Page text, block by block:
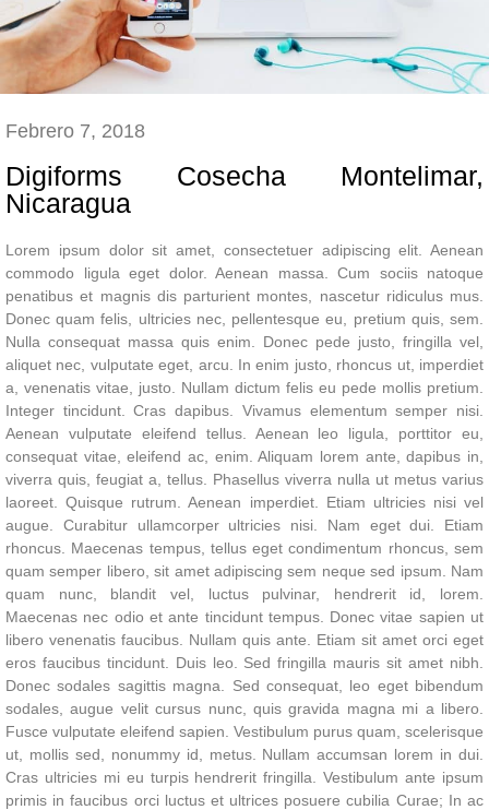
Febrero 7, 2018
Digiforms Cosecha Montelimar,
Nicaragua
Lorem ipsum dolor sit amet, consectetuer adipiscing elit. Aenean
commodo ligula eget dolor. Aenean massa. Cum sociis natoque
penatibus et magnis dis parturient montes, nascetur ridiculus mus.
Donec quam felis, ultricies nec, pellentesque eu, pretium quis, sem.
Nulla consequat massa quis enim. Donec pede justo, fringilla vel,
aliquet nec, vulputate eget, arcu. In enim justo, rhoncus ut, imperdiet
a, venenatis vitae, justo. Nullam dictum felis eu pede mollis pretium.
Integer tincidunt. Cras dapibus. Vivamus elementum semper nisi.
Aenean vulputate eleifend tellus. Aenean leo ligula, porttitor eu,
consequat vitae, eleifend ac, enim. Aliquam lorem ante, dapibus in,
viverra quis, feugiat a, tellus. Phasellus viverra nulla ut metus varius
laoreet. Quisque rutrum. Aenean imperdiet. Etiam ultricies nisi vel
augue. Curabitur ullamcorper ultricies nisi. Nam eget dui. Etiam
rhoncus. Maecenas tempus, tellus eget condimentum rhoncus, sem
quam semper libero, sit amet adipiscing sem neque sed ipsum. Nam
quam nunc, blandit vel, luctus pulvinar, hendrerit id, lorem.
Maecenas nec odio et ante tincidunt tempus. Donec vitae sapien ut
libero venenatis faucibus. Nullam quis ante. Etiam sit amet orci eget
eros faucibus tincidunt. Duis leo. Sed fringilla mauris sit amet nibh.
Donec sodales sagittis magna. Sed consequat, leo eget bibendum
sodales, augue velit cursus nunc, quis gravida magna mi a libero.
Fusce vulputate eleifend sapien. Vestibulum purus quam, scelerisque
ut, mollis sed, nonummy id, metus. Nullam accumsan lorem in dui.
Cras ultricies mi eu turpis hendrerit fringilla. Vestibulum ante ipsum
primis in faucibus orci luctus et ultrices posuere cubilia Curae; In ac